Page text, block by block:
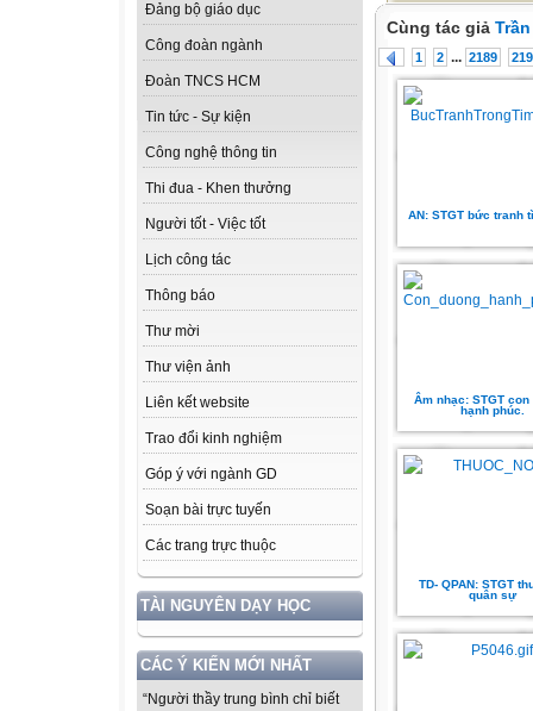
Đảng bộ giáo dục
Công đoàn ngành
Đoàn TNCS HCM
Tin tức - Sự kiện
Công nghệ thông tin
Thi đua - Khen thưởng
Người tốt - Việc tốt
Lịch công tác
Thông báo
Thư mời
Thư viện ảnh
Liên kết website
Trao đổi kinh nghiệm
Góp ý với ngành GD
Soạn bài trực tuyến
Các trang trực thuộc
TÀI NGUYÊN DẠY HỌC
CÁC Ý KIẾN MỚI NHẤT
“Người thầy trung bình chỉ biết
Cùng tác giả
1 2 ... 2189
AN: STGT bức tranh
Âm nhạc: STGT
hạnh phúc.
TD- QPAN: STGT
quân sự